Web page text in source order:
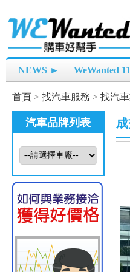
NEWS ► WeWanted
首頁 > 找汽車服務 > 找汽
汽車品牌列表